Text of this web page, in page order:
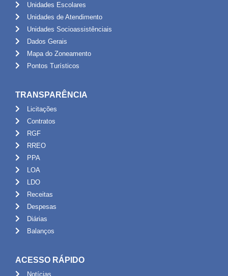
Unidades Escolares
Unidades de Atendimento
Unidades Socioassistênciais
Dados Gerais
Mapa do Zoneamento
Pontos Turísticos
TRANSPARÊNCIA
Licitações
Contratos
RGF
RREO
PPA
LOA
LDO
Receitas
Despesas
Diárias
Balanços
ACESSO RÁPIDO
Notícias